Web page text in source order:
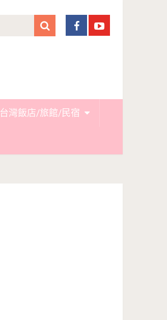
台灣飯店/旅館/民宿